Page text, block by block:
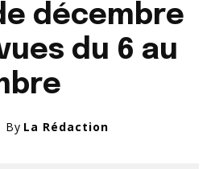
décembre
du 6 au
By La Rédaction